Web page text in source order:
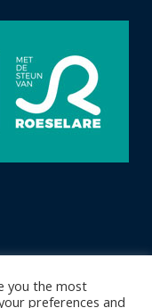
you the most
preferences and